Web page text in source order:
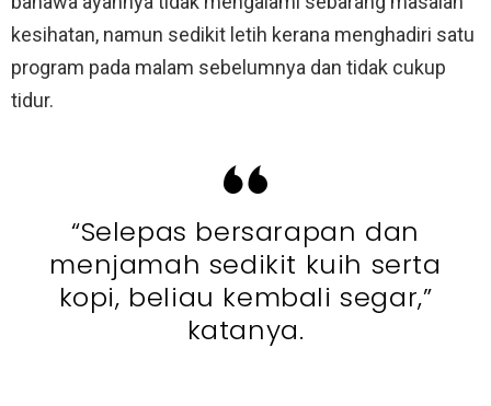
kesihatan, namun sedikit letih kerana menghadiri satu
program pada malam sebelumnya dan tidak cukup
tidur.
“Selepas bersarapan dan
menjamah sedikit kuih serta
kopi, beliau kembali segar,”
katanya.